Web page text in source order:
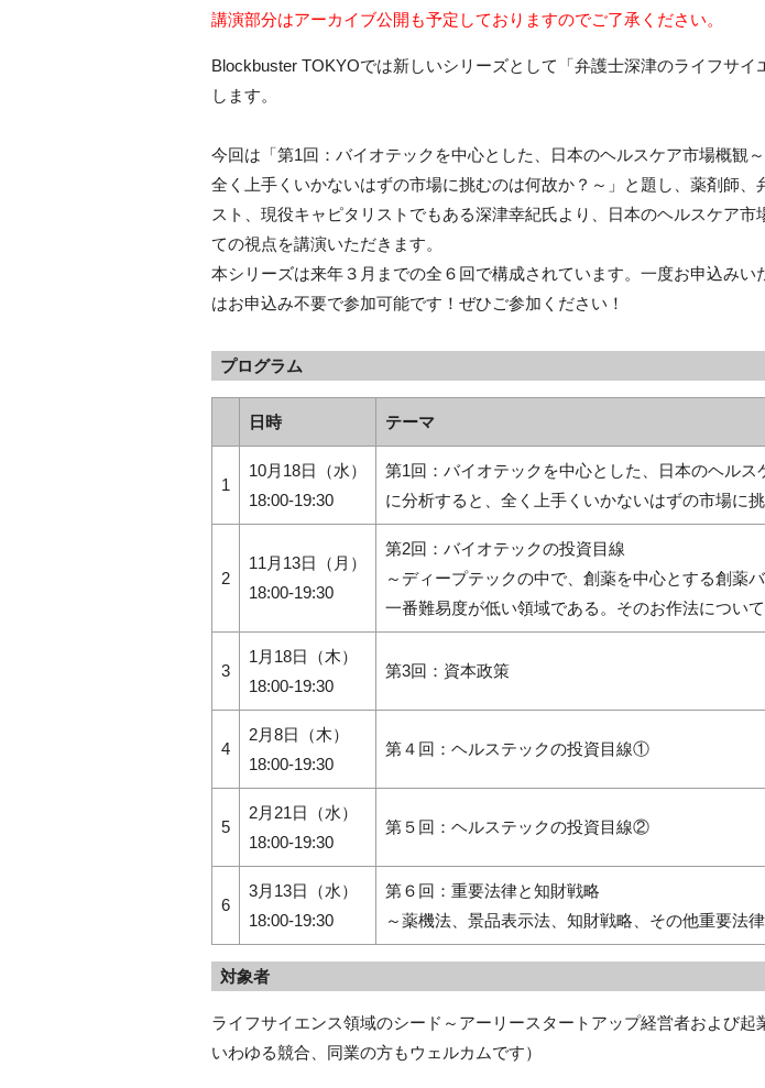
講演部分はアーカイブ公開も予定しておりますのでご了承ください。
Blockbuster TOKYOでは新しいシリーズとして「弁護士深津のライフサイ
します。
今回は「第1回：バイオテックを中心とした、日本のヘルスケア市場概観～
全く上手くいかないはずの市場に挑むのは何故か？～」と題し、薬剤師、
スト、現役キャピタリストでもある深津幸紀氏より、日本のヘルスケア市
ての視点を講演いただきます。
本シリーズは来年３月までの全６回で構成されています。一度お申込みい
はお申込み不要で参加可能です！ぜひご参加ください！
プログラム
日時 テーマ
1
10月18日（水）
18:00-19:30
第1回：バイオテックを中心とした、日本のヘルス
に分析すると、全く上手くいかないはずの市場に
2
11月13日（月）
18:00-19:30
第2回：バイオテックの投資目線
～ディープテックの中で、創薬を中心とする創薬
一番難易度が低い領域である。そのお作法につい
3
1月18日（木）
18:00-19:30
第3回：資本政策
4
2月8日（木）
18:00-19:30
第４回：ヘルステックの投資目線①
5
2月21日（水）
18:00-19:30
第５回：ヘルステックの投資目線②
6
3月13日（水）
18:00-19:30
第６回：重要法律と知財戦略
～薬機法、景品表示法、知財戦略、その他重要法
対象者
ライフサイエンス領域のシード～アーリースタートアップ経営者および
いわゆる競合、同業の方もウェルカムです）